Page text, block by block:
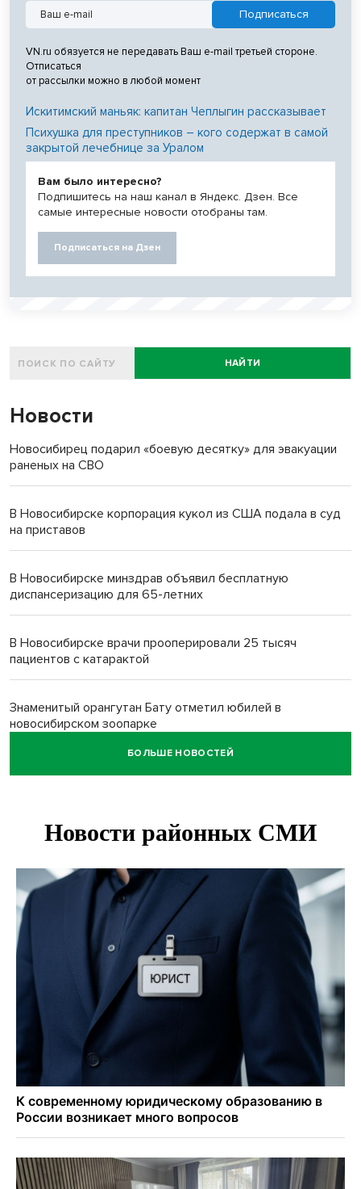
VN.ru обязуется не передавать Ваш e-mail третьей стороне.
Отписаться
от рассылки можно в любой момент
Искитимский маньяк: капитан Чеплыгин рассказывает
Психушка для преступников – кого содержат в самой
закрытой лечебнице за Уралом
Вам было интересно?
Подпишитесь на наш канал в Яндекс. Дзен. Все
самые интересные новости отобраны там.
Подписаться на Дзен
НАЙТИ
Новости
Новосибирец подарил «боевую десятку» для эвакуации
раненых на СВО
В Новосибирске корпорация кукол из США подала в суд
на приставов
В Новосибирске минздрав объявил бесплатную
диспансеризацию для 65-летних
В Новосибирске врачи прооперировали 25 тысяч
пациентов с катарактой
Знаменитый орангутан Бату отметил юбилей в
новосибирском зоопарке
Новосибирские хирурги спасли сердце восьмиклассницы
Более тысячи новосибирцев открыли День
Губернатор Андрей Травников подравил новосибирцев с
Днем физкультурника
Семь рейсов за сутки отменили в новосибирском
аэропорту Толмачево
БОЛЬШЕ НОВОСТЕЙ